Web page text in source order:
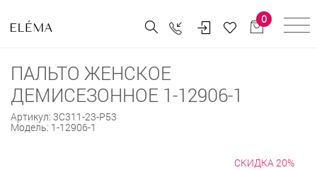
0
ПАЛЬТО ЖЕНСКОЕ
ДЕМИСЕЗОННОЕ 1-12906-1
Артикул: 3С311-23-Р53
Модель: 1-12906-1
СКИДКА 20%